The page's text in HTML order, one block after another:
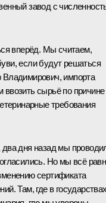
завод с
вперёд. Мы считаем,
если будут решаться
импорта
сырьё по причине
требования
дня назад мы
Но мы всё
сертификата
Там, где в